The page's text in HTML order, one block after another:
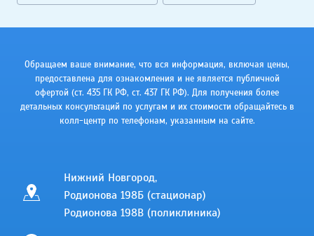
Обращаем ваше внимание, что вся информация, включая цены,
предоставлена для ознакомления и не является публичной
офертой (ст. 435 ГК РФ, cт. 437 ГК РФ). Для получения более
детальных консультаций по услугам и их стоимости обращайтесь в
колл-центр по телефонам, указанным на сайте.
Нижний Новгород,
Родионова 198Б (стационар)
Родионова 198В (поликлиника)